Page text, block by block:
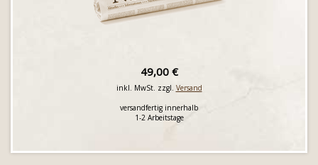
49,00 €
inkl. MwSt. zzgl. Versand
versandfertig innerhalb
1-2 Arbeitstage